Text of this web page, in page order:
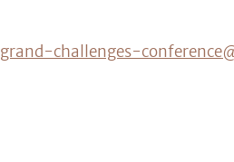
grand-challenges-